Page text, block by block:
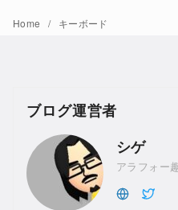
Home キーボード
ブログ運営者
シゲ
アラフォー